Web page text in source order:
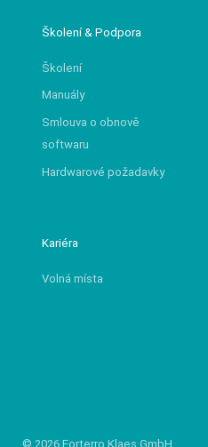
Školení & Podpora
Školení
Manuály
Smlouva o obnově
softwaru
Hardwarové požadavky
Kariéra
Volná místa
© 2026 Forterro Klaes GmbH